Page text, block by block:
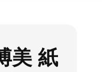
美 紙